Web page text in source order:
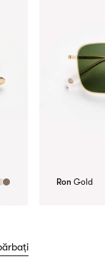
Ron Gold